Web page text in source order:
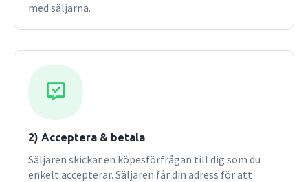
med säljarna.
2) Acceptera & betala
Säljaren skickar en köpesförfrågan till dig som du
enkelt accepterar. Säljaren får din adress för att